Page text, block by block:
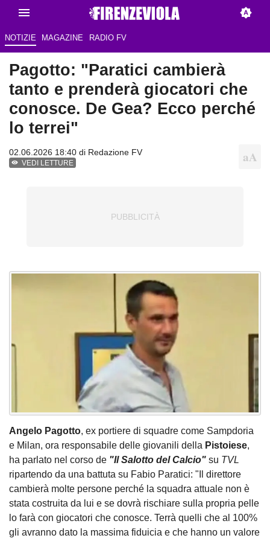
NOTIZIE MAGAZINE RADIO FV
Pagotto: "Paratici cambierà
tanto e prenderà giocatori che
conosce. De Gea? Ecco perché
lo terrei"
02.06.2026 18:40 di Redazione FV
VEDI LETTURE
Angelo Pagotto, ex portiere di squadre come Sampdoria
e Milan, ora responsabile delle giovanili della Pistoiese,
ha parlato nel corso de "Il Salotto del Calcio" su TVL
ripartendo da una battuta su Fabio Paratici: "Il direttore
cambierà molte persone perché la squadra attuale non è
stata costruita da lui e se dovrà rischiare sulla propria pelle
lo farà con giocatori che conosce. Terrà quelli che al 100%
gli avranno dato la massima fiduicia e che hanno un valore